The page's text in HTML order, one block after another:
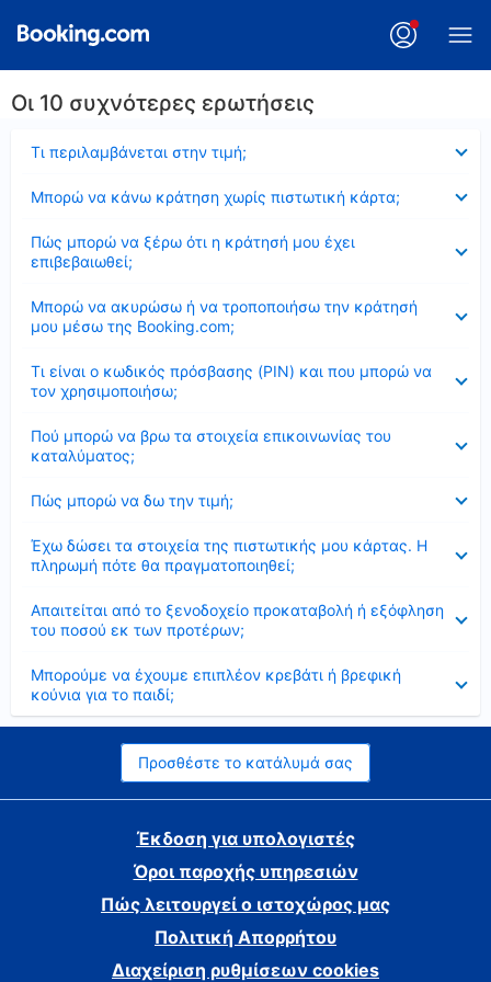
Οι 10 συχνότερες ερωτήσεις
Τι περιλαμβάνεται στην τιμή;
Μπορώ να κάνω κράτηση χωρίς πιστωτική κάρτα;
Πώς μπορώ να ξέρω ότι η κράτησή μου έχει
επιβεβαιωθεί;
Μπορώ να ακυρώσω ή να τροποποιήσω την κράτησή
μου μέσω της Booking.com;
Τι είναι ο κωδικός πρόσβασης (PIN) και που μπορώ να
τον χρησιμοποιήσω;
Πού μπορώ να βρω τα στοιχεία επικοινωνίας του
καταλύματος;
Πώς μπορώ να δω την τιμή;
Έχω δώσει τα στοιχεία της πιστωτικής μου κάρτας. Η
πληρωμή πότε θα πραγματοποιηθεί;
Απαιτείται από το ξενοδοχείο προκαταβολή ή εξόφληση
του ποσού εκ των προτέρων;
Μπορούμε να έχουμε επιπλέον κρεβάτι ή βρεφική
κούνια για το παιδί;
Προσθέστε το κατάλυμά σας
Έκδοση για υπολογιστές
Όροι παροχής υπηρεσιών
Πώς λειτουργεί ο ιστοχώρος μας
Πολιτική Απορρήτου
Διαχείριση ρυθμίσεων cookies